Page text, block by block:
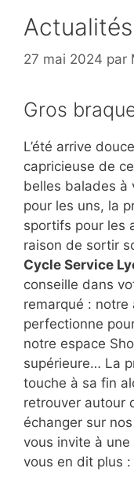
27 mai 2024 par
Gros
L’été arrive
capricieuse de
belles balades à
pour les uns, la
sportifs pour les
raison de sortir
Cycle Service
conseille dans
remarqué : notre
perfectionne
notre espace
supérieure… La
touche à sa fin
retrouver autour
échanger sur
vous invite à
vous en dit plus :